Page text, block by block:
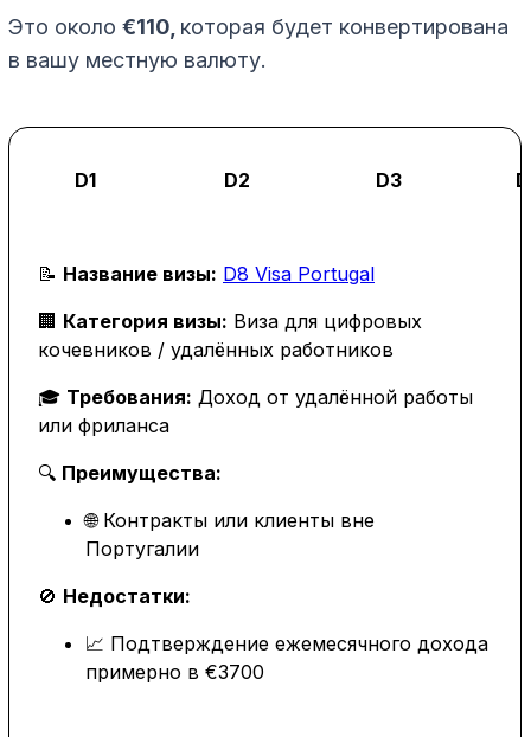
Это около €110, которая будет конвертирована
в вашу местную валюту.
D1 D2 D3
📝 Название визы: D8 Visa Portugal
🏢 Категория визы: Виза для цифровых
кочевников / удалённых работников
🎓 Требования: Доход от удалённой работы
или фриланса
🔍 Преимущества:
🌐 Контракты или клиенты вне
Португалии
🚫 Недостатки:
📈 Подтверждение ежемесячного дохода
примерно в €3700